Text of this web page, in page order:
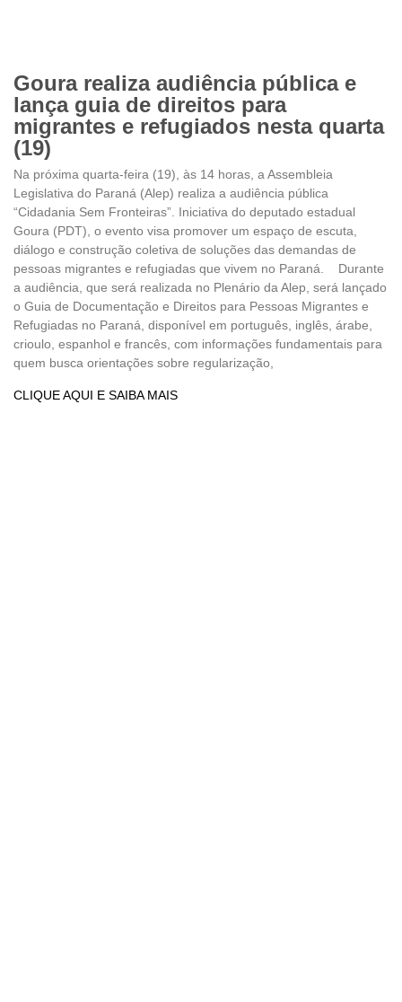
Goura realiza audiência pública e
lança guia de direitos para
migrantes e refugiados nesta quarta
(19)
Na próxima quarta-feira (19), às 14 horas, a Assembleia
Legislativa do Paraná (Alep) realiza a audiência pública
“Cidadania Sem Fronteiras”. Iniciativa do deputado estadual
Goura (PDT), o evento visa promover um espaço de escuta,
diálogo e construção coletiva de soluções das demandas de
pessoas migrantes e refugiadas que vivem no Paraná. Durante
a audiência, que será realizada no Plenário da Alep, será lançado
o Guia de Documentação e Direitos para Pessoas Migrantes e
Refugiadas no Paraná, disponível em português, inglês, árabe,
crioulo, espanhol e francês, com informações fundamentais para
quem busca orientações sobre regularização,
CLIQUE AQUI E SAIBA MAIS